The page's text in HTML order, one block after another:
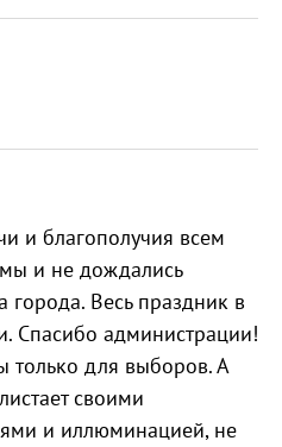
и благополучия всем
и не дождались
города. Весь праздник в
Спасибо администрации!
для выборов. А
своими
и иллюминацией, не